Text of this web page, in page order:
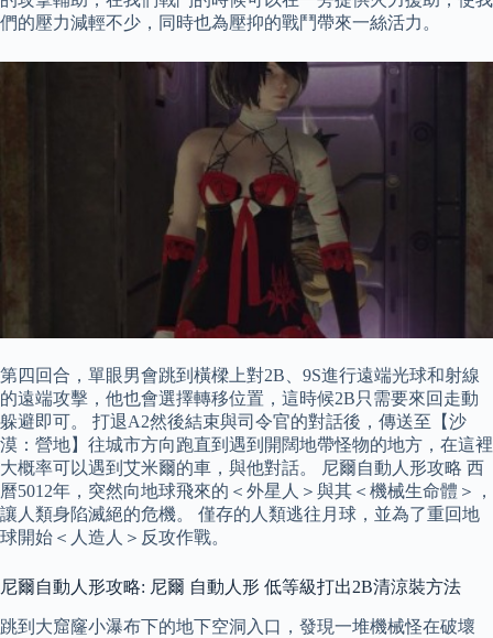
們的壓力減輕不少，同時也為壓抑的戰鬥帶來一絲活力。
第四回合，單眼男會跳到橫樑上對2B、9S進行遠端光球和射線
的遠端攻擊，他也會選擇轉移位置，這時候2B只需要來回走動
躲避即可。 打退A2然後結束與司令官的對話後，傳送至【沙
漠：營地】往城市方向跑直到遇到開闊地帶怪物的地方，在這裡
大概率可以遇到艾米爾的車，與他對話。 尼爾自動人形攻略 西
曆5012年，突然向地球飛來的＜外星人＞與其＜機械生命體＞，
讓人類身陷滅絕的危機。 僅存的人類逃往月球，並為了重回地
球開始＜人造人＞反攻作戰。
尼爾自動人形攻略: 尼爾 自動人形 低等級打出2B清涼裝方法
跳到大窟窿小瀑布下的地下空洞入口，發現一堆機械怪在破壞